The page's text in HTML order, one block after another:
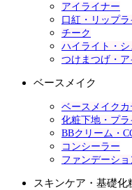
アイライナー
口紅・リップ
チーク
ハイライト・
つけまつげ・ア
ベースメイク
ベースメイク
化粧下地・プラ
BBクリーム・
コンシーラー
ファンデーシ
スキンケア・基礎化